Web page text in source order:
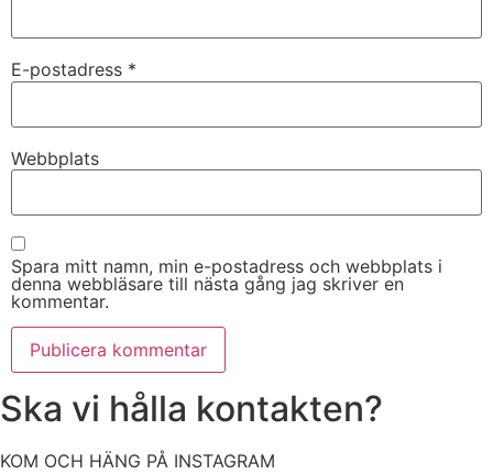
E-postadress *
Webbplats
Spara mitt namn, min e-postadress och webbplats i
denna webbläsare till nästa gång jag skriver en
kommentar.
Ska vi hålla kontakten?
KOM OCH HÄNG PÅ INSTAGRAM